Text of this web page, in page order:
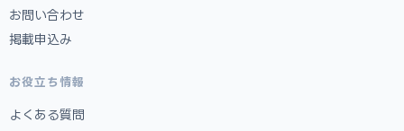
お問い合わせ
掲載申込み
お役立ち情報
よくある質問